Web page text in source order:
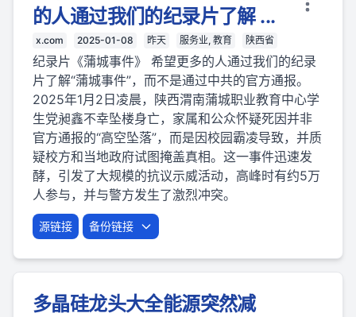
的人通过我们的纪录片了解 ...
x.com 2025-01-08 昨天 服务业, 教育 陕西省
纪录片《蒲城事件》 希望更多的人通过我们的纪录
片了解“蒲城事件”，而不是通过中共的官方通报。
2025年1月2日凌晨，陕西渭南蒲城职业教育中心学
生党昶鑫不幸坠楼身亡，家属和公众怀疑死因并非
官方通报的“高空坠落”，而是因校园霸凌导致，并质
疑校方和当地政府试图掩盖真相。这一事件迅速发
酵，引发了大规模的抗议示威活动，高峰时有约5万
人参与，并与警方发生了激烈冲突。
源链接 备份链接
多晶硅龙头大全能源突然减